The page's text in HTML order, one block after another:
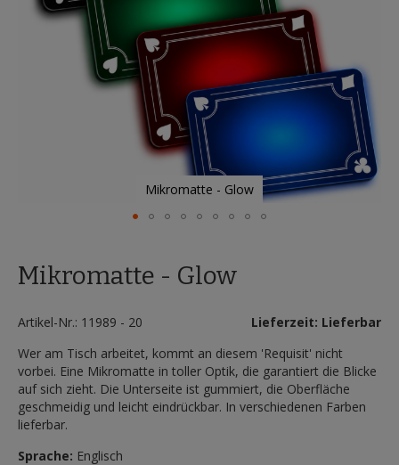
Mikromatte - Glow
der
Mikromatte - Glow
Artikel-Nr.: 11989 - 20
Lieferzeit: Lieferbar
Wer am Tisch arbeitet, kommt an diesem 'Requisit' nicht
vorbei. Eine Mikromatte in toller Optik, die garantiert die Blicke
auf sich zieht. Die Unterseite ist gummiert, die Oberfläche
geschmeidig und leicht eindrückbar. In verschiedenen Farben
lieferbar.
Sprache: Englisch